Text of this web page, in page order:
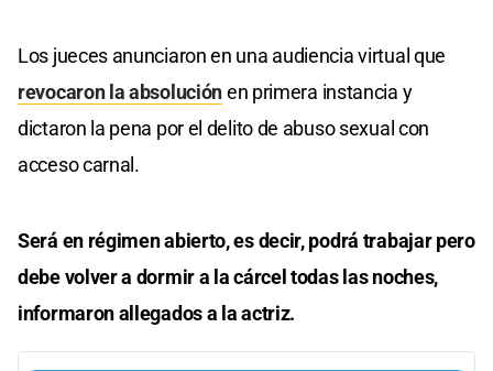
Los jueces anunciaron en una audiencia virtual que
revocaron la absoluciónen primera instancia y
dictaron la pena por el delito de abuso sexual con
acceso carnal.
Será en régimen abierto, es decir, podrá trabajar pero
debe volver a dormir a la cárcel todas las noches,
informaron allegados a la actriz.